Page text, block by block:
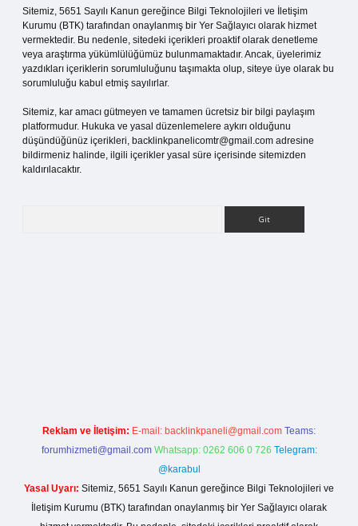
Sitemiz, 5651 Sayılı Kanun gereğince Bilgi Teknolojileri ve İletişim
Kurumu (BTK) tarafından onaylanmış bir Yer Sağlayıcı olarak hizmet
vermektedir. Bu nedenle, sitedeki içerikleri proaktif olarak denetleme
veya araştırma yükümlülüğümüz bulunmamaktadır. Ancak, üyelerimiz
yazdıkları içeriklerin sorumluluğunu taşımakta olup, siteye üye olarak bu
sorumluluğu kabul etmiş sayılırlar.
Sitemiz, kar amacı gütmeyen ve tamamen ücretsiz bir bilgi paylaşım
platformudur. Hukuka ve yasal düzenlemelere aykırı olduğunu
düşündüğünüz içerikleri, backlinkpanelicomtr@gmail.com adresine
bildirmeniz halinde, ilgili içerikler yasal süre içerisinde sitemizden
kaldırılacaktır.
Reklam ve İletişim: E-mail: backlinkpaneli@gmail.com Teams:
forumhizmeti@gmail.com Whatsapp: 0262 606 0 726 Telegram:
@karabul
Yasal Uyarı: Sitemiz, 5651 Sayılı Kanun gereğince Bilgi Teknolojileri ve
İletişim Kurumu (BTK) tarafından onaylanmış bir Yer Sağlayıcı olarak